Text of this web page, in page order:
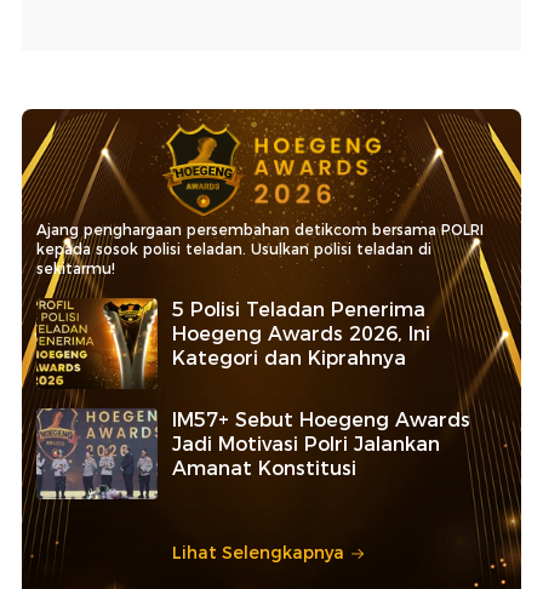
Ajang penghargaan persembahan detikcom bersama POLRI
kepada sosok polisi teladan. Usulkan polisi teladan di
sekitarmu!
5 Polisi Teladan Penerima
Hoegeng Awards 2026, Ini
Kategori dan Kiprahnya
IM57+ Sebut Hoegeng Awards
Jadi Motivasi Polri Jalankan
Amanat Konstitusi
Lihat Selengkapnya